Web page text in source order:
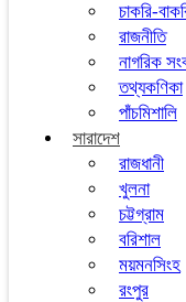
চাকরি-
রাজনীতি
নাগরিক
তথ্যকণিকা
পাঁচমিশালি
সারাদেশ
রাজধানী
খুলনা
চট্টগ্রাম
বরিশাল
ময়মনসিংহ
রংপুর